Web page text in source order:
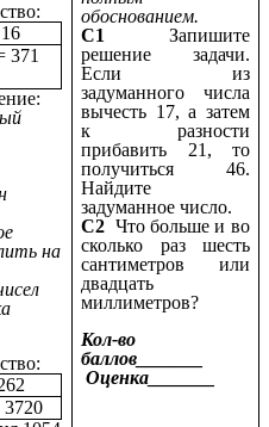
371
на
3720
обоснованием.
С1
Запишите
решение задачи.
Если из
задуманного числа
вычесть 17, а затем
к разности
прибавить 21, то
получиться 46.
Найдите
задуманное число.
С2 Что больше и во
сколько раз шесть
сантиметров или
двадцать
миллиметров?
Кол-во
баллов_______
Оценка_______